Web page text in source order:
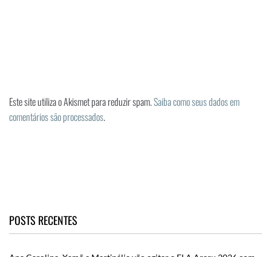
Este site utiliza o Akismet para reduzir spam.Saiba como seus dados em
comentários são processados.
POSTS RECENTES